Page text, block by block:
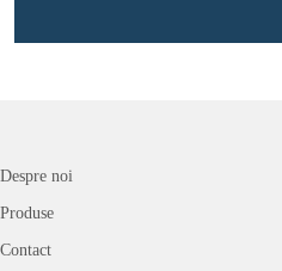
Despre noi
Produse
Contact